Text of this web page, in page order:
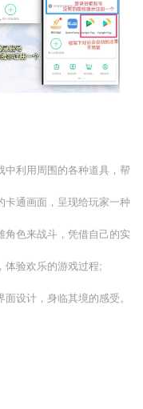
中利用周围的各种道具，帮
通画面，呈现给玩家一种
色来战斗，凭借自己的实
体验欢乐的游戏过程;
设计，身临其境的感受。